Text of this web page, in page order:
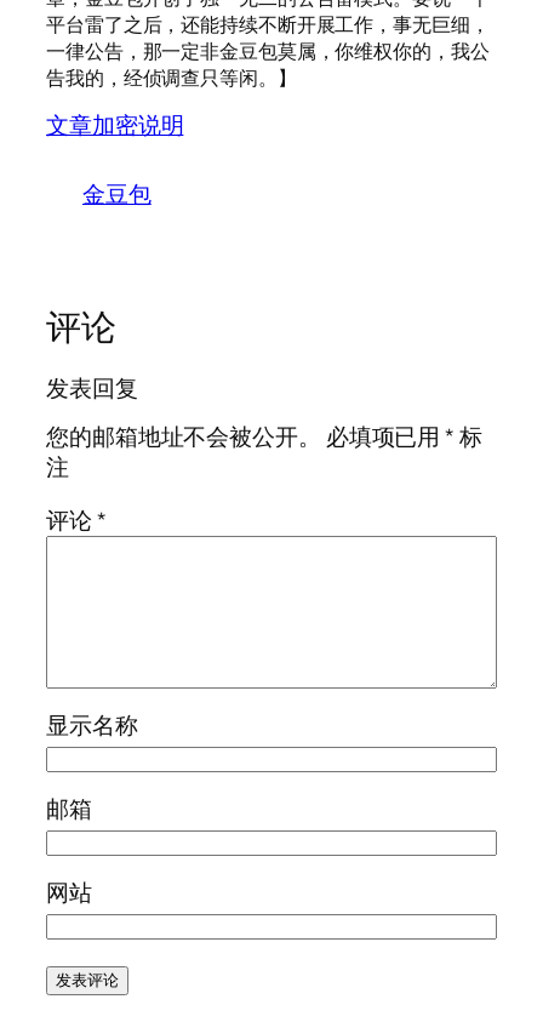
平台雷了之后，还能持续不断开展工作，事无巨细，
一律公告，那一定非金豆包莫属，你维权你的，我公
告我的，经侦调查只等闲。】
文章加密说明
金豆包
评论
发表回复
您的邮箱地址不会被公开。
必填项已用*标
注
评论*
显示名称
邮箱
网站